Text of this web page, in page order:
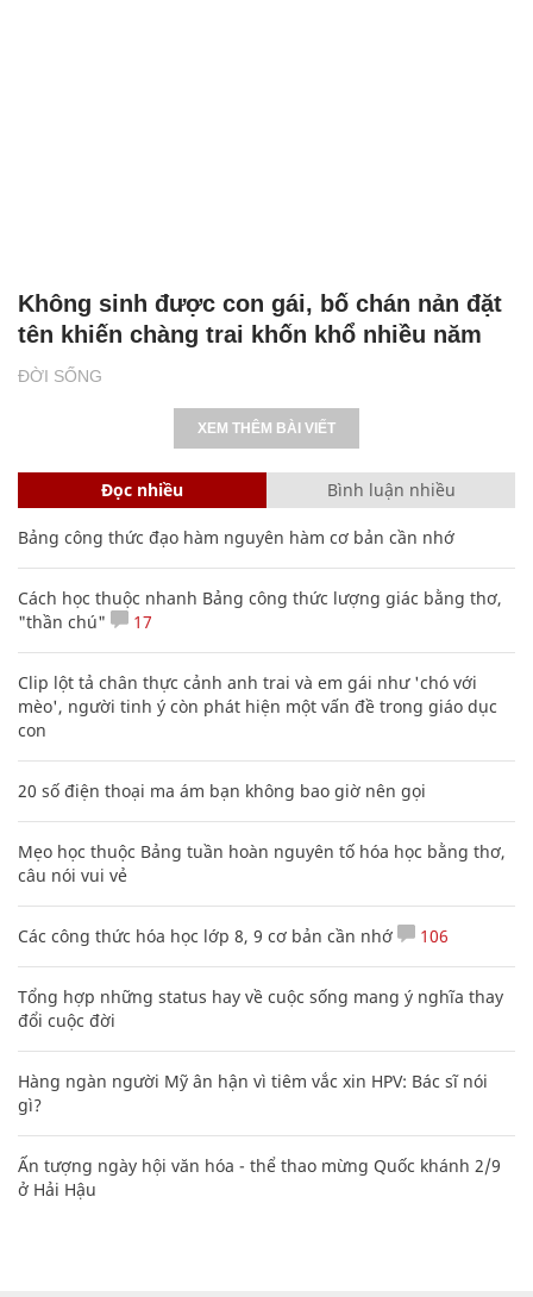
ĐỜI SỐNG
Không sinh được con gái, bố chán nản đặt
tên khiến chàng trai khốn khổ nhiều năm
XEM THÊM BÀI VIẾT
Đọc nhiều Bình luận nhiều
Bảng công thức đạo hàm nguyên hàm cơ bản cần nhớ
Cách học thuộc nhanh Bảng công thức lượng giác bằng thơ,
"thần chú"
17
Clip lột tả chân thực cảnh anh trai và em gái như 'chó với
mèo', người tinh ý còn phát hiện một vấn đề trong giáo dục
con
20 số điện thoại ma ám bạn không bao giờ nên gọi
Mẹo học thuộc Bảng tuần hoàn nguyên tố hóa học bằng thơ,
câu nói vui vẻ
Các công thức hóa học lớp 8, 9 cơ bản cần nhớ 106
Tổng hợp những status hay về cuộc sống mang ý nghĩa thay
đổi cuộc đời
Hàng ngàn người Mỹ ân hận vì tiêm vắc xin HPV: Bác sĩ nói
gì?
Ấn tượng ngày hội văn hóa - thể thao mừng Quốc khánh 2/9
ở Hải Hậu